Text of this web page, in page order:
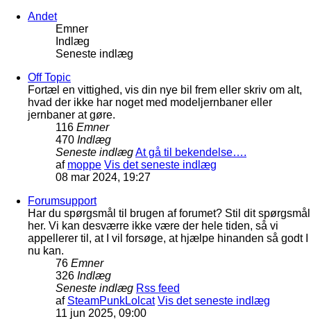
Andet
Emner
Indlæg
Seneste indlæg
Off Topic
Fortæl en vittighed, vis din nye bil frem eller skriv om alt,
hvad der ikke har noget med modeljernbaner eller
jernbaner at gøre.
116 Emner
470 Indlæg
Seneste indlægAt gå til bekendelse….
af moppe Vis det seneste indlæg
08 mar 2024, 19:27
Forumsupport
Har du spørgsmål til brugen af forumet? Stil dit spørgsmål
her. Vi kan desværre ikke være der hele tiden, så vi
appellerer til, at I vil forsøge, at hjælpe hinanden så godt I
nu kan.
76 Emner
326 Indlæg
Seneste indlæg Rss feed
af SteamPunkLolcat Vis det seneste indlæg
11 jun 2025, 09:00